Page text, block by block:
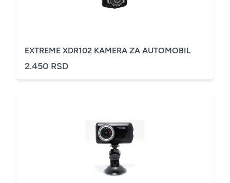
EXTREME XDR102 KAMERA ZA AUTOMOBIL
2.450 RSD